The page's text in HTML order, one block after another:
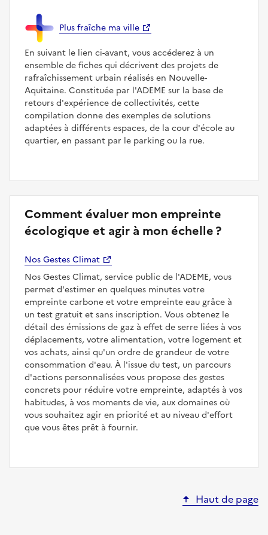
Plus fraîche ma ville
En suivant le lien ci-avant, vous accéderez à un
ensemble de fiches qui décrivent des projets de
rafraîchissement urbain réalisés en Nouvelle-
Aquitaine. Constituée par l'ADEME sur la base de
retours d'expérience de collectivités, cette
compilation donne des exemples de solutions
adaptées à différents espaces, de la cour d'école au
quartier, en passant par le parking ou la rue.
Comment évaluer mon empreinte
écologique et agir à mon échelle ?
Nos Gestes Climat
Nos Gestes Climat, service public de l'ADEME, vous
permet d'estimer en quelques minutes votre
empreinte carbone et votre empreinte eau grâce à
un test gratuit et sans inscription. Vous obtenez le
détail des émissions de gaz à effet de serre liées à vos
déplacements, votre alimentation, votre logement et
vos achats, ainsi qu'un ordre de grandeur de votre
consommation d'eau. À l'issue du test, un parcours
d'actions personnalisées vous propose des gestes
concrets pour réduire votre empreinte, adaptés à vos
habitudes, à vos moments de vie, aux domaines où
vous souhaitez agir en priorité et au niveau d'effort
que vous êtes prêt à fournir.
Haut de page